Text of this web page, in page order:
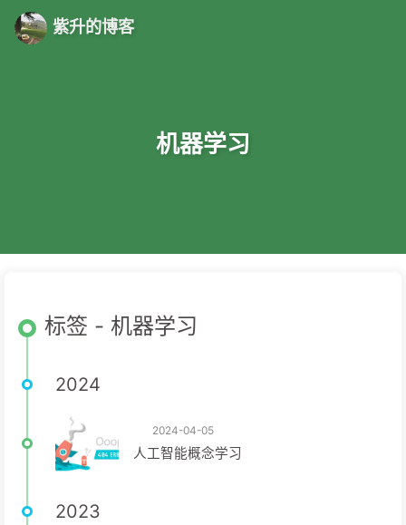
紫升的博客
机器学习
标签 - 机器学习
2024
2024-04-05
人工智能概念学习
2023